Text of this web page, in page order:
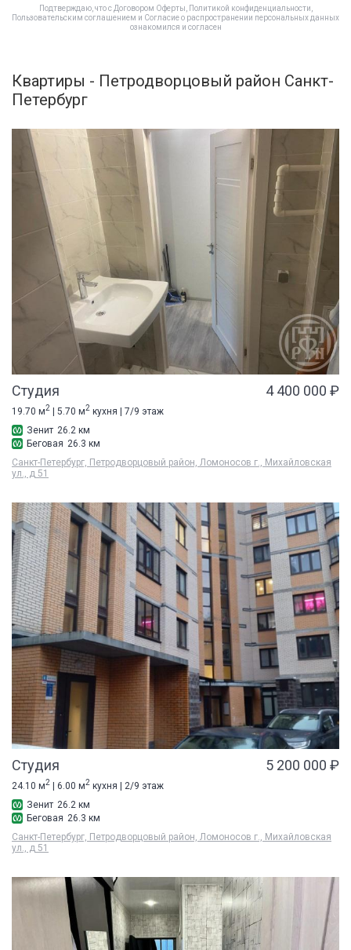
Подтверждаю, что с Договором Оферты Политикой конфиденциальности
Пользовательским соглашением и Согласие о распространении персональных данных
ознакомился и согласен
Квартиры - Петродворцовый район Санкт-
Петербург
Студия 4 400 000 ₽
19.70 м2 | 5.70 м2 кухня | 7/9 этаж
Зенит 26.2 км
Беговая 26.3 км
Санкт-Петербург, Петродворцовый район, Ломоносов г., Михайловская
ул., д 51
Студия 5 200 000 ₽
24.10 м2 | 6.00 м2 кухня | 2/9 этаж
Зенит 26.2 км
Беговая 26.3 км
Санкт-Петербург, Петродворцовый район, Ломоносов г., Михайловская
ул., д 51